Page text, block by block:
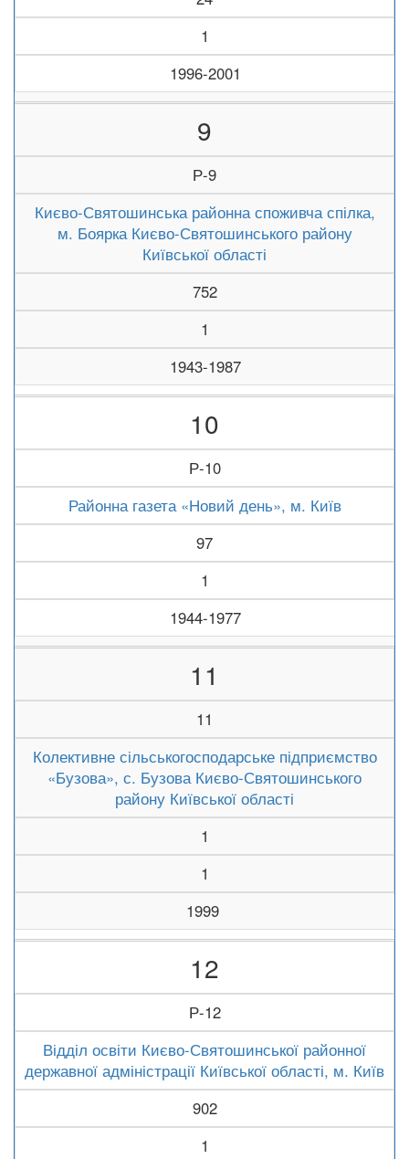
1
1996-2001
9
Р-9
Києво-Святошинська районна споживча спілка,
м. Боярка Києво-Святошинського району
Київської області
752
1
1943-1987
10
Р-10
Районна газета «Новий день», м. Київ
97
1
1944-1977
11
11
Колективне сільськогосподарське підприємство
«Бузова», с. Бузова Києво-Святошинського
району Київської області
1
1
1999
12
Р-12
Відділ освіти Києво-Святошинської районної
державної адміністрації Київської області, м. Київ
902
1